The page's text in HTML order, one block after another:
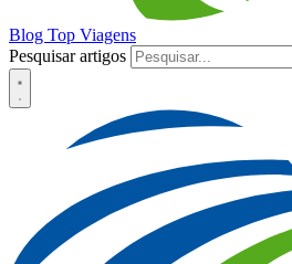
Blog Top Viagens
Pesquisar artigos